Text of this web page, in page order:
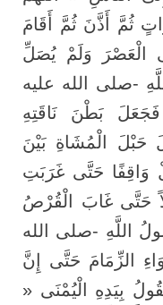
ثُمَّ أَذَّنَ ثُمَّ أَقَامَ
الْعَصْرَ وَلَمْ يُصَلِّ
-صلى الله عليه
بَطْنَ نَاقَتِهِ
حَبْلَ الْمُشَاةِ بَيْنَ
وَاقِفًا حَتَّى غَرَبَتِ
حَتَّى غَابَ الْقُرْصُ
اللَّهِ -صلى الله
الزِّمَامَ حَتَّى إِنَّ
بِيَدِهِ الْيُمْنَى «